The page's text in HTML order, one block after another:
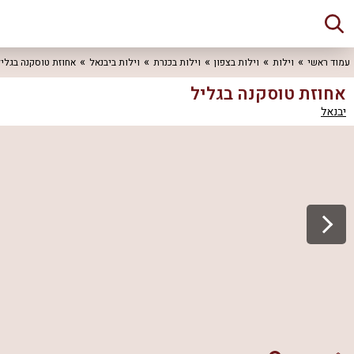
עמוד ראשי וילות וילות בצפון וילות בכנרת וילות ביבנאל אחוזת טוסקנה
אחוזת טוסקנה בגליל
יבנאל